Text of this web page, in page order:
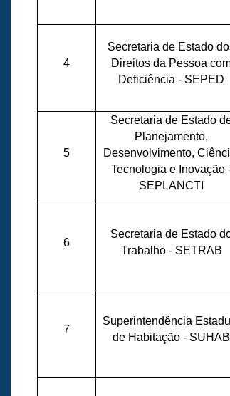
4
Secretaria de Estado
Direitos da Pessoa
Deficiência - SEPED
5
Secretaria de Estado
Planejamento,
Desenvolvimento,
Tecnologia e Inovação
SEPLANCTI
6
Secretaria de Estado
Trabalho - SETRAB
7
Superintendência
de Habitação - SUHAB